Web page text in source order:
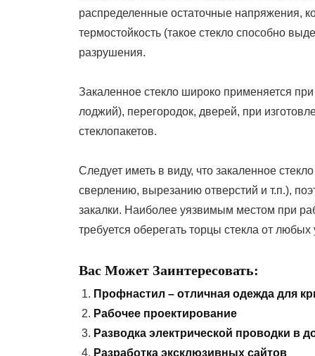
распределенные остаточные напряжения,
термостойкость (такое стекло способно
разрушения.
Закаленное стекло широко применяется
лоджий), перегородок, дверей, при
стеклопакетов.
Следует иметь в виду, что закаленное
сверлению, вырезанию отверстий и т.п.),
закалки. Наиболее уязвимым местом при
требуется оберегать торцы стекла от
Вас Может Заинтересовать:
Профнастил – отличная одежда для
Рабочее проектирование
Разводка электрической проводки в
Разработка эксклюзивных сайтов